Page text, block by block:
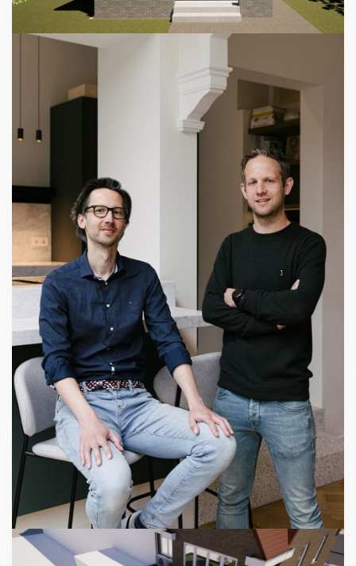
Werk in uitvoering - Wassenaar
Totaalrenovatie in Wassenaar in volle gang. De vrijstaande
woning krijgt een uitbreiding over drie verdiepingen, een
ruim bijgebouw én zwembad. Samenwerking met
1 January 2025